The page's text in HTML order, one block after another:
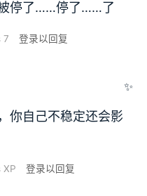
停了……停了……了
7 登录以回复
✨
你自己不稳定还会影
XP 登录以回复